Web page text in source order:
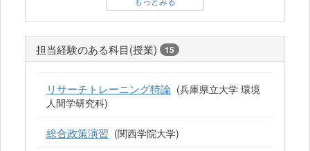
担当経験のある科目(授業) 15
リサーチトレーニング特論 (兵庫県立大学 環境
人間学研究科)
総合政策演習 (関西学院大学)